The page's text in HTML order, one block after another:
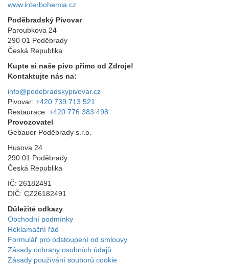
www.interbohemia.cz
Poděbradský Pivovar
Paroubkova 24
290 01 Poděbrady
Česká Republika
Kupte si naše pivo přímo od Zdroje!
Kontaktujte nás na:
info@podebradskypivovar.cz
Pivovar: +420 739 713 521
Restaurace: +420 776 383 498
Provozovatel
Gebauer Poděbrady s.r.o.
Husova 24
290 01 Poděbrady
Česká Republika
IČ: 26182491
DIČ: CZ26182491
Důležité odkazy
Obchodní podmínky
Reklamační řád
Formulář pro odstoupení od smlouvy
Zásady ochrany osobních údajů
Zásady používání souborů cookie